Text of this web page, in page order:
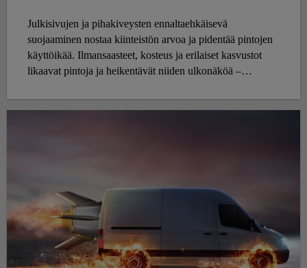
Julkisivujen ja pihakiveysten ennaltaehkäisevä
suojaaminen nostaa kiinteistön arvoa ja pidentää pintojen
käyttöikää. Ilmansaasteet, kosteus ja erilaiset kasvustot
likaavat pintoja ja heikentävät niiden ulkonäköä –
pinnat suojataan oikeilla tuotteilla, ne kestävät paremmin